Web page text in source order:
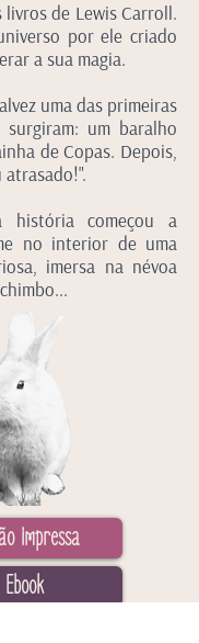
livros de Lewis Carroll.
por ele criado
a sua magia.
uma das primeiras
surgiram: um baralho
de Copas. Depois,
atrasado!".
começou a
no interior de uma
imersa na névoa
impressa
Ebook